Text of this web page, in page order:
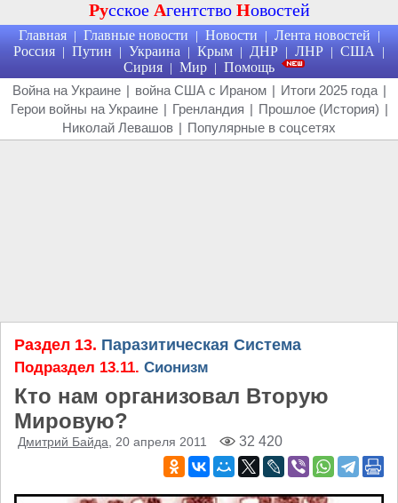
Русское Агентство Новостей
Главная | Главные новости | Новости | Лента новостей |
Россия | Путин | Украина | Крым | ДНР | ЛНР | США |
Сирия | Мир | Помощь
Война на Украине | война США с Ираном | Итоги 2025 года |
Герои войны на Украине | Гренландия | Прошлое (История) |
Николай Левашов | Популярные в соцсетях
Раздел 13. Паразитическая Система
Подраздел 13.11. Сионизм
Кто нам организовал Вторую
Мировую?
Дмитрий Байда , 20 апреля 2011 32 420